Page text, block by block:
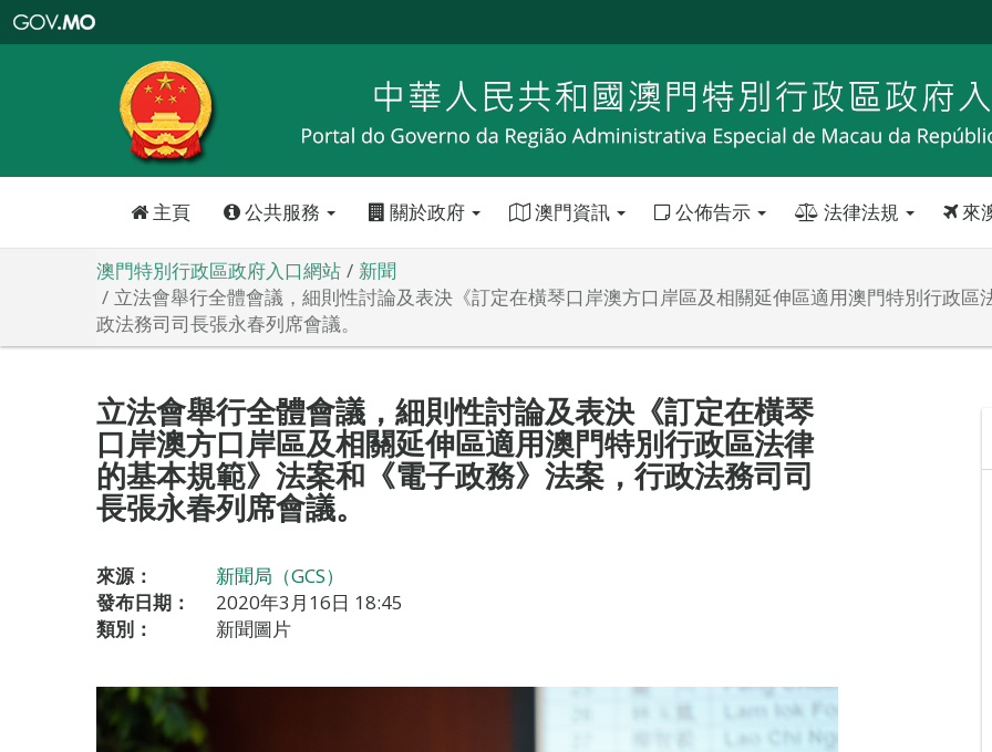
特
政
區
政
口
主頁 公共服務 關於政府 澳門資訊 公佈告示 法律法規 來
澳門特別行政區政府入口網站
新聞
立法會舉行全體會議，細則性討論及表決《訂定在橫琴口岸澳方口岸區及相關延伸區適用澳門特別行政
政法務司司長張永春列席會議。
立法會舉行全體會議，細則性討論及表決《訂定在橫琴
口岸澳方口岸區及相關延伸區適用澳門特別行政區法律
的基本規範》法案和《電子政務》法案，行政法務司司
長張永春列席會議。
來源：
新聞局（GCS）
發布日期：
2020年3月16日 18:45
類別：
新聞圖片